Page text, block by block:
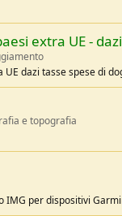
extra UE -
dazi tasse spese di
e topografia
IMG per dispositivi